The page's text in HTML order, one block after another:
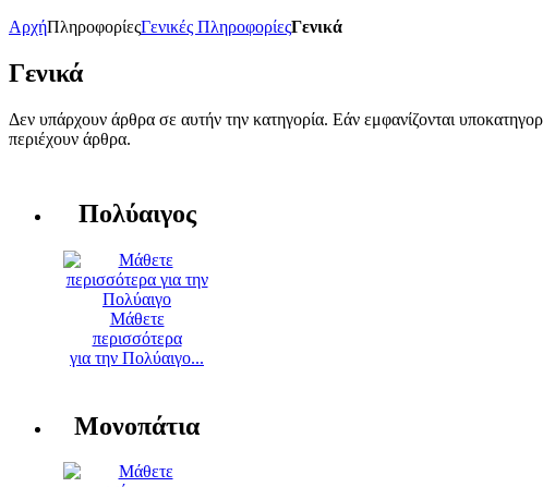
ΑρχήΠληροφορίεςΓενικές ΠληροφορίεςΓενικά
Γενικά
Δεν υπάρχουν άρθρα σε αυτήν την κατηγορία. Εάν εμφανίζονται
περιέχουν άρθρα.
Πολύαιγος
Μάθετε
περισσότερα
για την Πολύαιγο...
Μονοπάτια